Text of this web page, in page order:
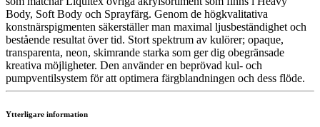
Body, Soft Body och Sprayfärg. Genom de högkvalitativa
konstnärspigmenten säkerställer man maximal ljusbeständighet och
bestående resultat över tid. Stort spektrum av kulörer; opaque,
transparenta, neon, skimrande starka som ger dig obegränsade
kreativa möjligheter. Den använder en beprövad kul- och
pumpventilsystem för att optimera färgblandningen och dess flöde.
Ytterligare information